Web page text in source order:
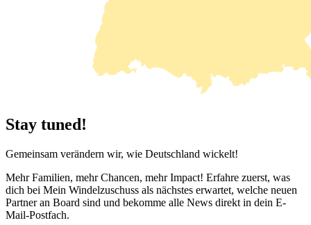
Stay tuned!
Gemeinsam verändern wir, wie Deutschland wickelt!
Mehr Familien, mehr Chancen, mehr Impact! Erfahre zuerst, was
dich bei Mein Windelzuschuss als nächstes erwartet, welche neuen
Partner an Board sind und bekomme alle News direkt in dein E-
Mail-Postfach.